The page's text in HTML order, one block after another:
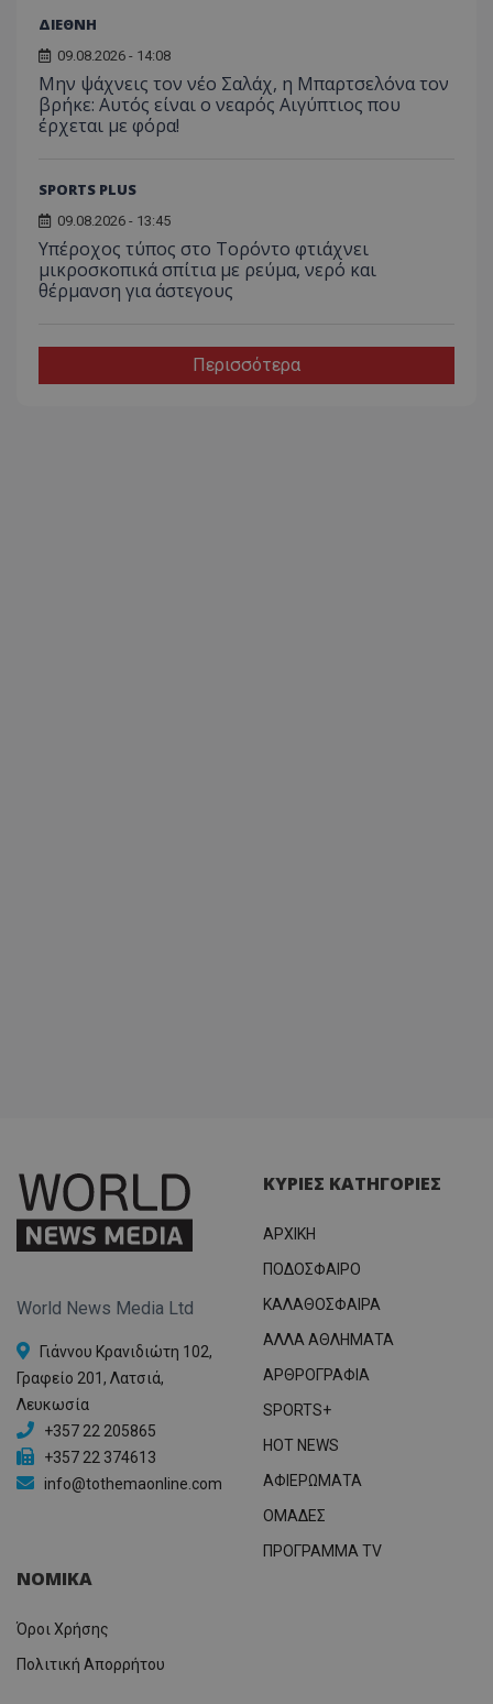
ΔΙΕΘΝΗ
09.08.2026 - 14:08
Μην ψάχνεις τον νέο Σαλάχ, η Μπαρτσελόνα τον
βρήκε: Αυτός είναι ο νεαρός Αιγύπτιος που
έρχεται με φόρα!
SPORTS PLUS
09.08.2026 - 13:45
Υπέροχος τύπος στο Τορόντο φτιάχνει
μικροσκοπικά σπίτια με ρεύμα, νερό και
θέρμανση για άστεγους
Περισσότερα
World News Media Ltd
Γιάννου Κρανιδιώτη 102,
Γραφείο 201, Λατσιά,
Λευκωσία
+357 22 205865
+357 22 374613
info@tothemaonline.com
ΚΥΡΙΕΣ ΚΑΤΗΓΟΡΙΕΣ
ΑΡΧΙΚΗ
ΠΟΔΟΣΦΑΙΡΟ
ΚΑΛΑΘΟΣΦΑΙΡΑ
ΑΛΛΑ ΑΘΛΗΜΑΤΑ
ΑΡΘΡΟΓΡΑΦΙΑ
SPORTS+
HOT NEWS
ΑΦΙΕΡΩΜΑΤΑ
ΟΜΑΔΕΣ
ΠΡΟΓΡΑΜΜΑ TV
ΝΟΜΙΚΑ
Όροι Χρήσης
Πολιτική Απορρήτου